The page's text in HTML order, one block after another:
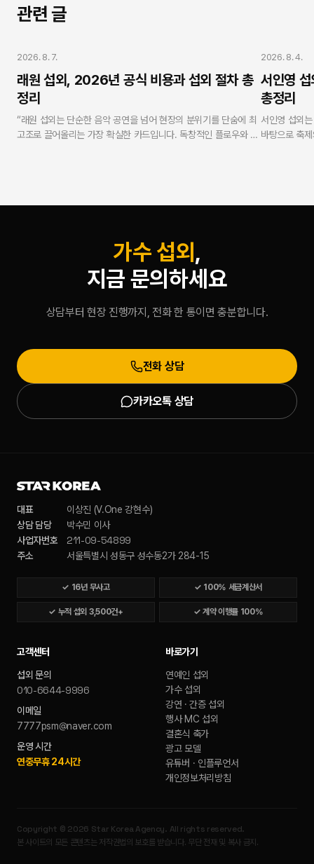
관련 글
2026. 8. 7.
래원 섭외, 2026년 공식 비용과 섭외 절차 총
정리
“래원 섭외는 단순한 음악 공연을 넘어 현장의 분위기를 단숨에 최
고조로 끌어올리는 가장 확실한 카드입니다. 독창적인 플로우와 독
— V.One 강현수 대표 (스타코리아)
2026. 8. 4.
서인영
총정리
서인영 섭외
바탕으로 축
가수 섭외 ,
지금 문의하세요
상담부터 현장 진행까지, 전화 한 통이면 충분합니다.
전화 상담
카카오톡 상담
대표
이상진 (V.One 강현수)
상담 담당
박수민 이사
사업자번호
211-09-54899
주소 서울특별시 성동구 성수동2가 284-15
✓ 16년 무사고 ✓ 100% 세금계산서
✓ 누적 섭외 3,500건+ ✓ 계약 이행률 100%
고객센터
섭외 문의
010-6644-9996
이메일
7777psm@naver.com
운영 시간
연중무휴 24시간
바로가기
연예인 섭외
가수 섭외
강연 · 간증 섭외
행사 MC 섭외
결혼식 축가
광고 모델
유튜버 · 인플루언서
개인정보처리방침
Copyright © 2026 Star Korea Agency. All rights reserved.
본 사이트의 모든 콘텐츠는 저작권법의 보호를 받습니다. 무단 전재 및 복사 금지.